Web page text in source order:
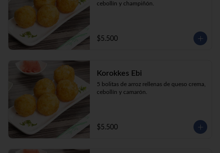
cebollín y champiñón.
$5.500
Korokkes Ebi
5 bolitas de arroz rellenas de queso crema,
cebollín y camarón.
$5.500